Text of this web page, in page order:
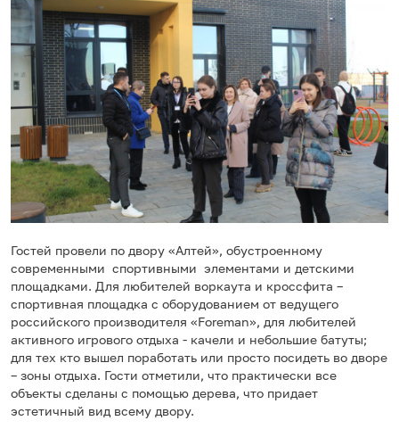
Гостей провели по двору «Алтей», обустроенному
современными спортивными элементами и детскими
площадками. Для любителей воркаута и кроссфита –
спортивная площадка с оборудованием от ведущего
российского производителя «Foreman», для любителей
активного игрового отдыха - качели и небольшие батуты;
для тех кто вышел поработать или просто посидеть во дворе
– зоны отдыха. Гости отметили, что практически все
объекты сделаны с помощью дерева, что придает
эстетичный вид всему двору.